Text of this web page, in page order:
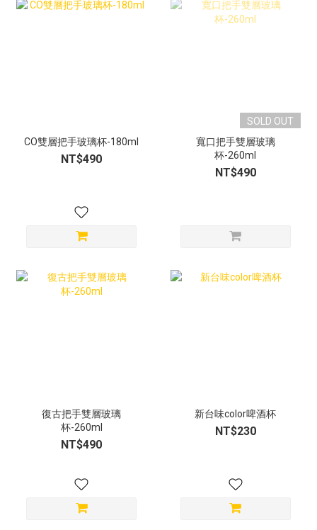
CO雙層把手玻璃杯-180ml
NT$490
SOLD OUT
寬口把手雙層玻璃
杯-260ml
NT$490
復古把手雙層玻璃
杯-260ml
NT$490
新台味color啤酒杯
NT$230